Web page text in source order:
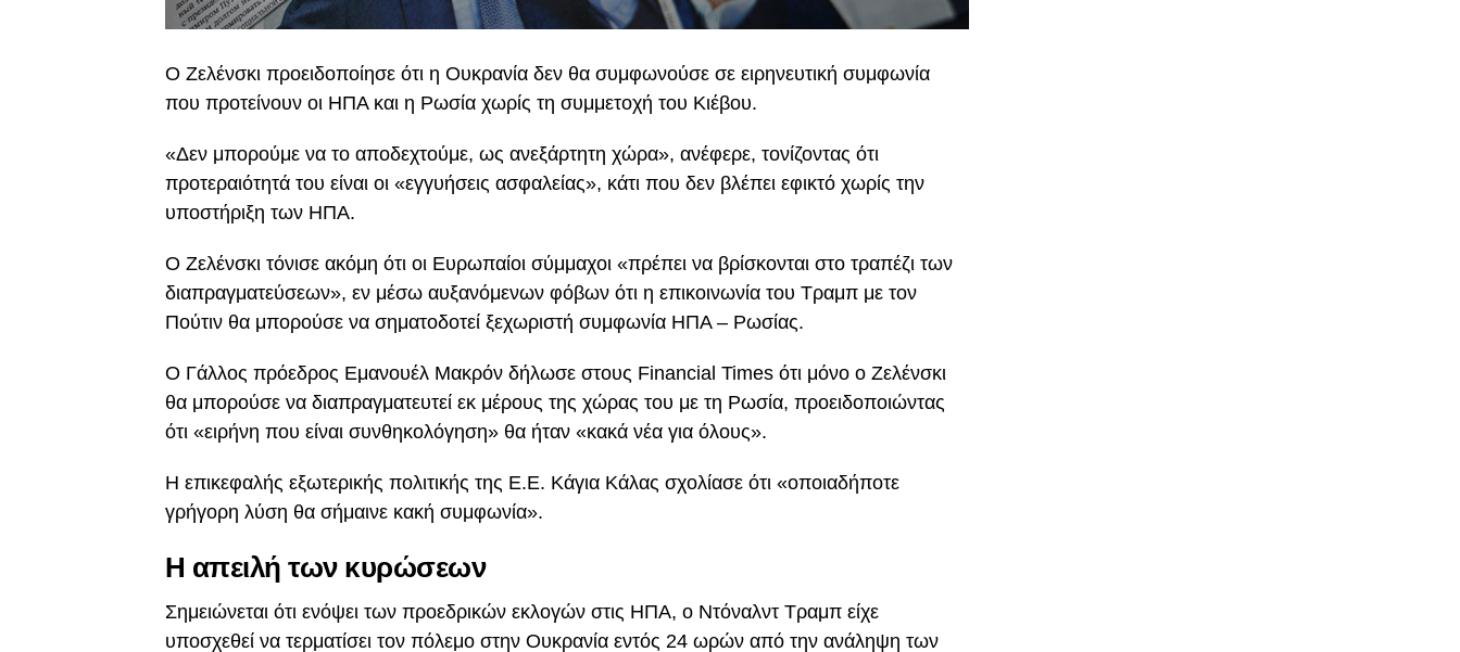
Ο Ζελένσκι προειδοποίησε ότι η Ουκρανία δεν θα συμφωνούσε σε ειρηνευτική συμφωνία
που προτείνουν οι ΗΠΑ και η Ρωσία χωρίς τη συμμετοχή του Κιέβου.
«Δεν μπορούμε να το αποδεχτούμε, ως ανεξάρτητη χώρα», ανέφερε, τονίζοντας ότι
προτεραιότητά του είναι οι «εγγυήσεις ασφαλείας», κάτι που δεν βλέπει εφικτό χωρίς την
υποστήριξη των ΗΠΑ.
Ο Ζελένσκι τόνισε ακόμη ότι οι Ευρωπαίοι σύμμαχοι «πρέπει να βρίσκονται στο τραπέζι των
διαπραγματεύσεων», εν μέσω αυξανόμενων φόβων ότι η επικοινωνία του Τραμπ με τον
Πούτιν θα μπορούσε να σηματοδοτεί ξεχωριστή συμφωνία ΗΠΑ – Ρωσίας.
Ο Γάλλος πρόεδρος Εμανουέλ Μακρόν δήλωσε στους Financial Times ότι μόνο ο Ζελένσκι
θα μπορούσε να διαπραγματευτεί εκ μέρους της χώρας του με τη Ρωσία, προειδοποιώντας
ότι «ειρήνη που είναι συνθηκολόγηση» θα ήταν «κακά νέα για όλους».
Η επικεφαλής εξωτερικής πολιτικής της Ε.Ε. Κάγια Κάλας σχολίασε ότι «οποιαδήποτε
γρήγορη λύση θα σήμαινε κακή συμφωνία».
Η απειλή των κυρώσεων
Σημειώνεται ότι ενόψει των προεδρικών εκλογών στις ΗΠΑ, ο Ντόναλντ Τραμπ είχε
υποσχεθεί να τερματίσει τον πόλεμο στην Ουκρανία εντός 24 ωρών από την ανάληψη των